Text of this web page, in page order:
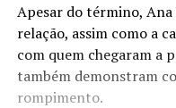
Apesar do término,
relação, assim como a
com quem chegaram a
também demonstram
rompimento.